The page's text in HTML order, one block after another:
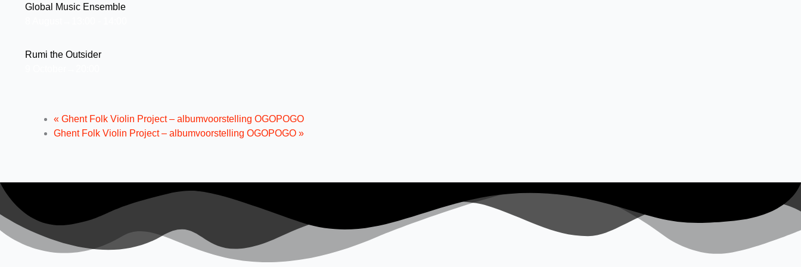
Global Music Ensemble
Rumi the Outsider
« Ghent Folk Violin Project – albumvoorstelling OGOPOGO
Ghent Folk Violin Project – albumvoorstelling OGOPOGO »